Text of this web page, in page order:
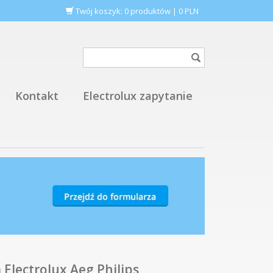
Twój koszyk: 0 produktów | 0 PLN
Kontakt Electrolux zapytanie
Aeg Philips